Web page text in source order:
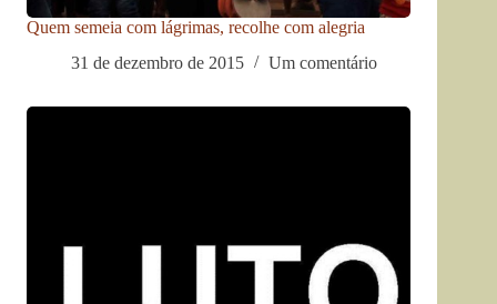
Quem semeia com lágrimas, recolhe com alegria
31 de dezembro de 2015
Um comentário